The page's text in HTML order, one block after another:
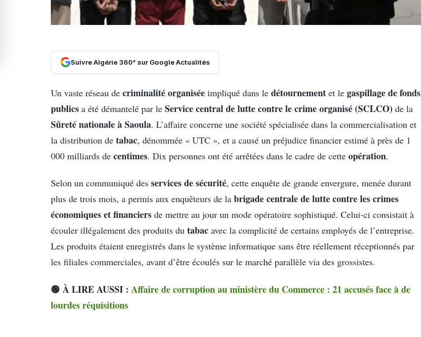
Suivre Algérie 360° sur Google Actualités
Un vaste réseau de criminalité organisée impliqué dans le détournement et le gaspillage de fonds
publics a été démantelé par le Service central de lutte contre le crime organisé (SCLCO) de la
Sûreté nationale à Saoula. L’affaire concerne une société spécialisée dans la commercialisation et
la distribution de tabac, dénommée « UTC », et a causé un préjudice financier estimé à près de 1
000 milliards de centimes. Dix personnes ont été arrêtées dans le cadre de cette opération.
Selon un communiqué des services de sécurité, cette enquête de grande envergure, menée durant
plus de trois mois, a permis aux enquêteurs de la brigade centrale de lutte contre les crimes
économiques et financiers de mettre au jour un mode opératoire sophistiqué. Celui-ci consistait à
écouler illégalement des produits du tabac avec la complicité de certains employés de l’entreprise.
Les produits étaient enregistrés dans le système informatique sans être réellement réceptionnés par
les filiales commerciales, avant d’être écoulés sur le marché parallèle via des grossistes.
🟢 À LIRE AUSSI : Affaire de corruption au ministère du Commerce : 21 accusés face à de
lourdes réquisitions